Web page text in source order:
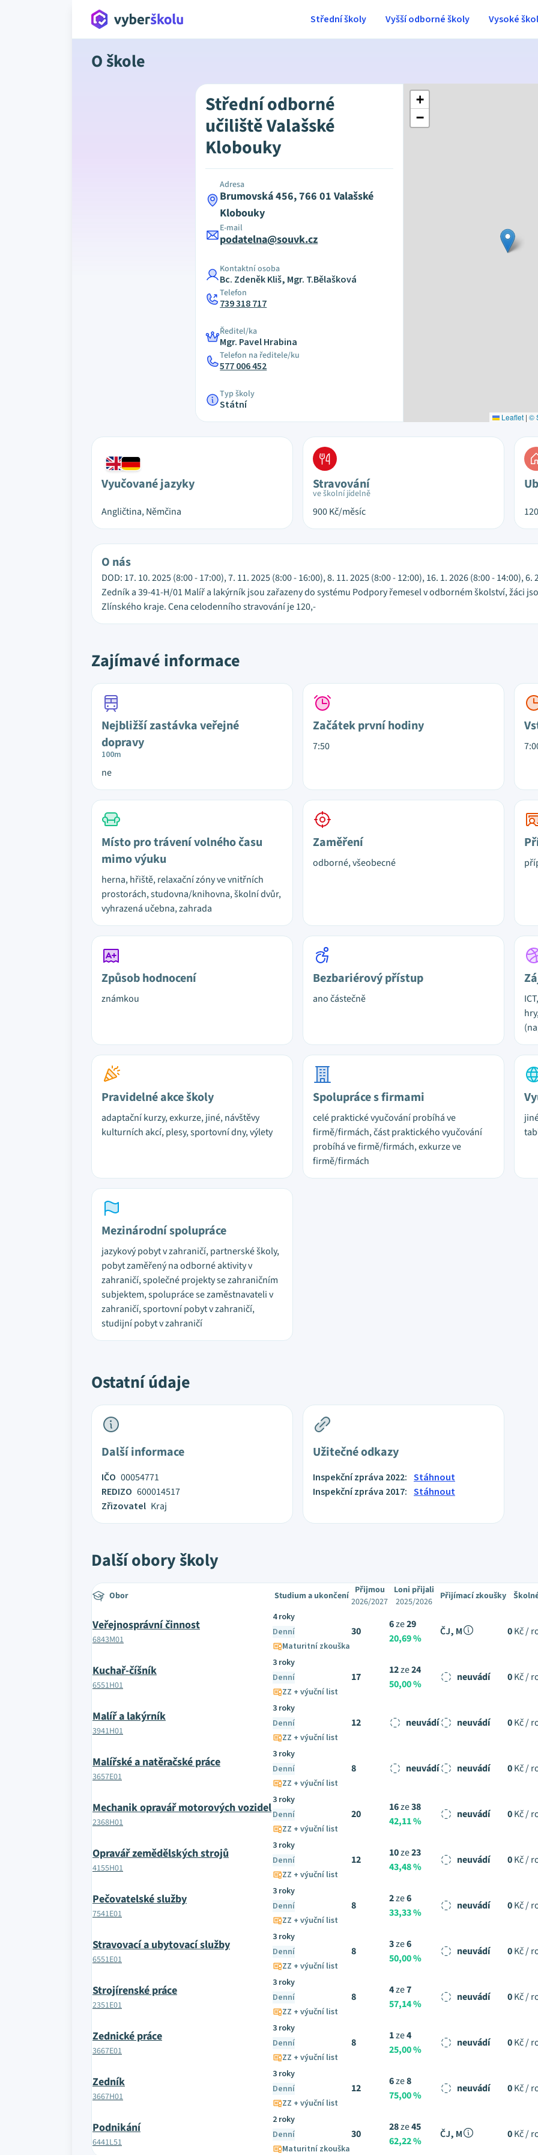
Střední školy Vyšší odborné školy Vysoké
O škole
Střední odborné
učiliště Valašské
Klobouky
Adresa
Brumovská 456, 766 01 Valašské
Klobouky
E-mail
podatelna@souvk.cz
Kontaktní osoba
Bc. Zdeněk Kliš, Mgr. T.Bělašková
Telefon
739 318 717
Ředitel/ka
Mgr. Pavel Hrabina
Telefon na ředitele/ku
577 006 452
Typ školy
Státní
+
−
Leaflet | ©
Vyučované jazyky
Angličtina, Němčina
Stravování
ve školní jídelně
900Kč/měsíc
O nás
DOD: 17. 10. 2025 (8:00 - 17:00), 7. 11. 2025 (8:00 - 16:00), 8. 11. 2025 (8:00 - 12:00), 16. 1. 2026 (8:00 - 14:00),
Zedník a 39-41-H/01 Malíř a lakýrník jsou zařazeny do systému Podpory řemesel v odborném školství, žáci
Zlínského kraje. Cena celodenního stravování je 120,-
Zajímavé informace
Nejbližší zastávka veřejné
dopravy
100m
ne
Začátek první hodiny
7:50
Místo pro trávení volného času
mimo výuku
herna, hřiště, relaxační zóny ve vnitřních
prostorách, studovna/knihovna, školní dvůr,
vyhrazená učebna, zahrada
Zaměření
odborné, všeobecné
Způsob hodnocení
známkou
Bezbariérový přístup
ano částečně
Pravidelné akce školy
adaptační kurzy, exkurze, jiné, návštěvy
kulturních akcí, plesy, sportovní dny, výlety
Spolupráce s firmami
celé praktické vyučování probíhá ve
firmě/firmách, část praktického vyučování
probíhá ve firmě/firmách, exkurze ve
firmě/firmách
Mezinárodní spolupráce
jazykový pobyt v zahraničí, partnerské školy,
pobyt zaměřený na odborné aktivity v
zahraničí, společné projekty se zahraničním
subjektem, spolupráce se zaměstnavateli v
zahraničí, sportovní pobyt v zahraničí,
studijní pobyt v zahraničí
Ostatní údaje
Další informace
IČO 00054771
REDIZO 600014517
Zřizovatel Kraj
Užitečné odkazy
Inspekční zpráva 2022: Stáhnout
Inspekční zpráva 2017: Stáhnout
Další obory školy
Obor Studium a ukončení Přijmou
2026/2027
Loni přijali
2025/2026
Přijímací zkoušky
Veřejnosprávní činnost
6843M01
4 roky
Denní
Maturitní zkouška
30
6ze29
20,69 %
ČJ, M 0Kč /
Kuchař-číšník
6551H01
3 roky
Denní
ZZ + výuční list
17
12ze24
50,00 %
neuvádí 0Kč /
Malíř a lakýrník
3941H01
3 roky
Denní
ZZ + výuční list
12 neuvádí neuvádí 0Kč /
Malířské a natěračské práce
3657E01
3 roky
Denní
ZZ + výuční list
8 neuvádí neuvádí 0Kč /
Mechanik opravář motorových vozidel
2368H01
3 roky
Denní
ZZ + výuční list
20
16ze38
42,11 %
neuvádí 0Kč /
Opravář zemědělských strojů
4155H01
3 roky
Denní
ZZ + výuční list
12
10ze23
43,48 %
neuvádí 0Kč /
Pečovatelské služby
7541E01
3 roky
Denní
ZZ + výuční list
8
2ze6
33,33 %
neuvádí 0Kč /
Stravovací a ubytovací služby
6551E01
3 roky
Denní
ZZ + výuční list
8
3ze6
50,00 %
neuvádí 0Kč /
Strojírenské práce
2351E01
3 roky
Denní
ZZ + výuční list
8
4ze7
57,14 %
neuvádí 0Kč /
Zednické práce
3667E01
3 roky
Denní
ZZ + výuční list
8
1ze4
25,00 %
neuvádí 0Kč /
Zedník
3667H01
3 roky
Denní
ZZ + výuční list
12
6ze8
75,00 %
neuvádí 0Kč /
Podnikání
6441L51
2 roky
Denní
Maturitní zkouška
30
28ze45
62,22 %
ČJ, M 0Kč /